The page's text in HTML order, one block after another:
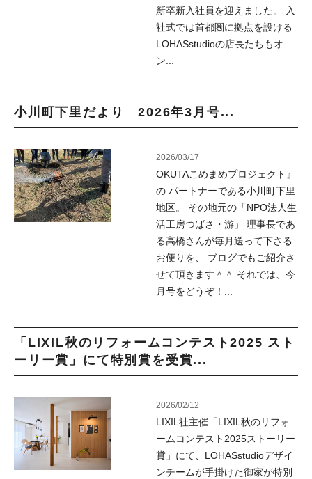
新卒新入社員を迎えました。 入
社式では首都圏に拠点を設ける
LOHASstudioの店長たちもオ
ン...
小川町下里だより 2026年3月号...
2026/03/17
OKUTAこめまめプロジェクト』
の パートナーである小川町下里
地区。 その地元の「NPO法人生
活工房つばさ・游」 理事長であ
る高橋さんが毎月送って下さる
お便りを、 ブログでもご紹介さ
せて頂きます＾＾ それでは、今
月号をどうぞ！...
「LIXIL秋のリフォームコンテスト2025 スト
ーリー賞」にて特別賞を受賞...
2026/02/12
LIXIL社主催「LIXIL秋のリフォ
ームコンテスト2025ストーリー
賞」にて、LOHASstudioデザイ
ンチームが手掛けた御家が特別